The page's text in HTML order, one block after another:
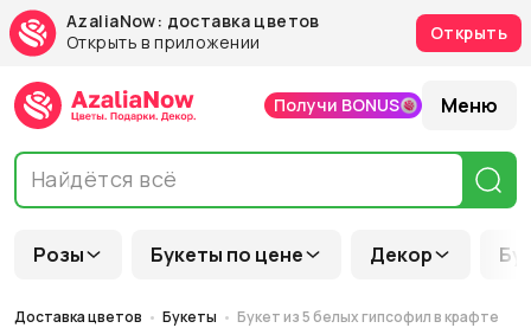
AzaliaNow: доставка цветов
Открыть в приложении
Открыть
Розы Букеты по цене Декор
Получи BONUS Меню
Доставка цветов Букеты Букет из 5 белых гипсофил в крафте